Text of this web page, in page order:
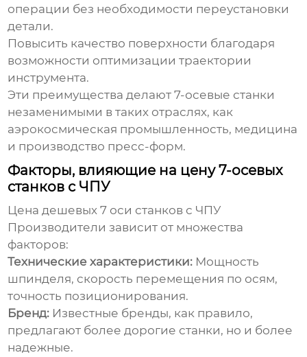
операции без необходимости переустановки
детали.
Повысить качество поверхности благодаря
возможности оптимизации траектории
инструмента.
Эти преимущества делают 7-осевые станки
незаменимыми в таких отраслях, как
аэрокосмическая промышленность, медицина
и производство пресс-форм.
Факторы, влияющие на цену 7-осевых
станков с ЧПУ
Ценадешевых 7 оси станков с ЧПУ
Производители зависит от множества
факторов:
Технические характеристики: Мощность
шпинделя, скорость перемещения по осям,
точность позиционирования.
Бренд: Известные бренды, как правило,
предлагают более дорогие станки, но и более
надежные.